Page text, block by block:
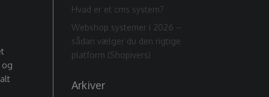
og
Hvad er et cms system?
Webshop systemer i 2026 –
sådan vælger du den rigtige
platform (Shopivers)
Arkiver